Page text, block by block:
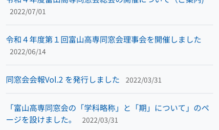
2022/07/01
令和４年度第１回富山高専同窓会理事会を開催しました
2022/06/14
同窓会会報Vol.2 を発行しました 2022/03/31
「富山高専同窓会の「学科略称」と「期」について」のペ
ージを設けました。
2022/03/31